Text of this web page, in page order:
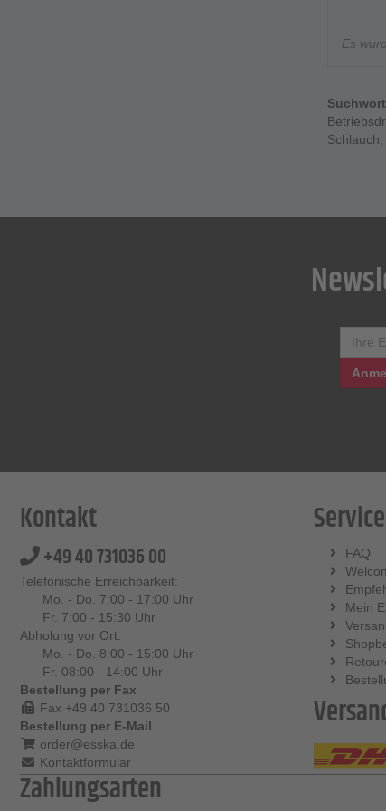
Es
Schlauch,
Kontakt
+49 40 731036 00
Telefonische Erreichbarkeit:
Mo. - Do. 7:00 - 17:00 Uhr
Fr. 7:00 - 15:30 Uhr
Abholung vor Ort:
Mo. - Do. 8:00 - 15:00 Uhr
Fr. 08:00 - 14:00 Uhr
Bestellung per Fax
Fax +49 40 731036 50
Bestellung per E-Mail
order@esska.de
Kontaktformular
Service
FAQ
Mein
Zahlungsarten